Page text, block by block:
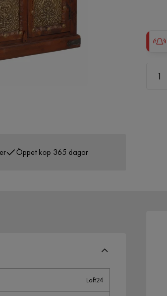
Öppet köp 365 dagar
Loft24